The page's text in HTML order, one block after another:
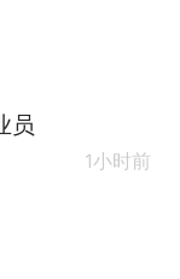
员
1小时前